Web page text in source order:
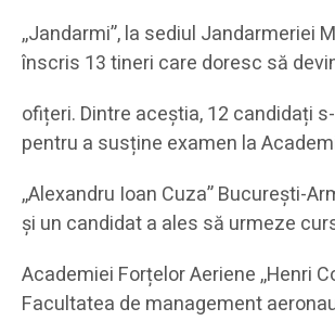
,,Jandarmi”, la sediul Jandarmeriei
înscris 13 tineri care doresc să
ofițeri. Dintre aceștia, 12 candidați
pentru a susține examen la
,,Alexandru Ioan Cuza” București-
și un candidat a ales să urmeze
Academiei Forțelor Aeriene ,,Henri
Facultatea de management